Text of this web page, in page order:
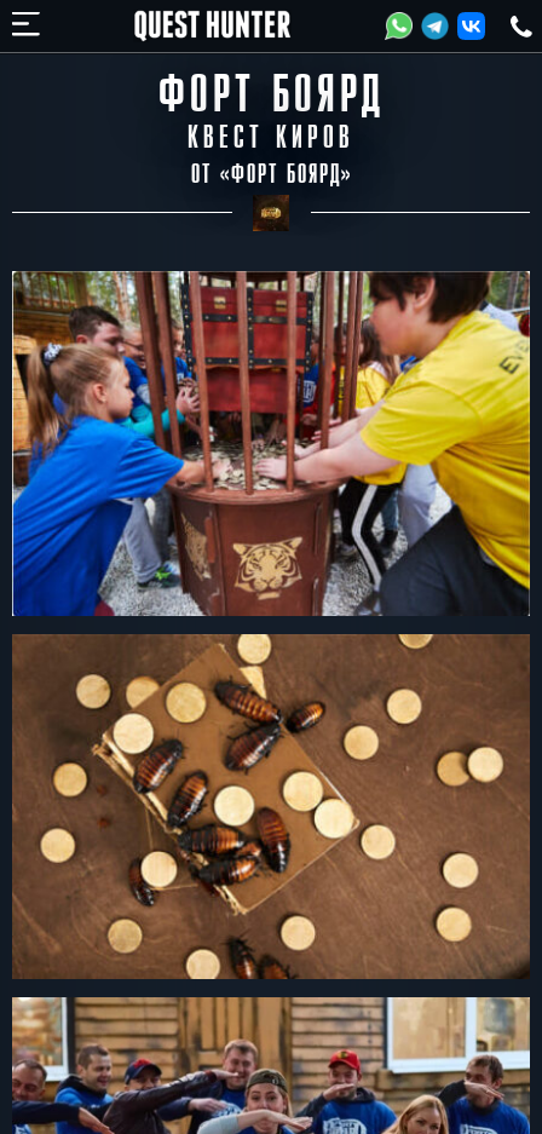
ФОРТ БОЯРД
КВЕСТ КИРОВ
ОТ «ФОРТ БОЯРД»